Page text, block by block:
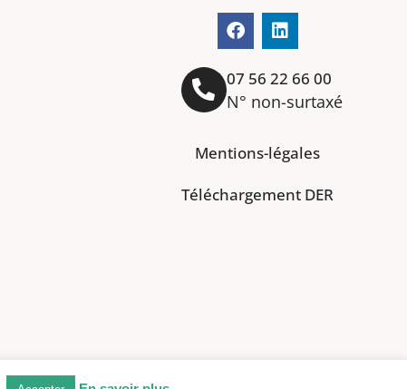
07 56 22 66 00
N° non-surtaxé
Mentions-légales
Téléchargement DER